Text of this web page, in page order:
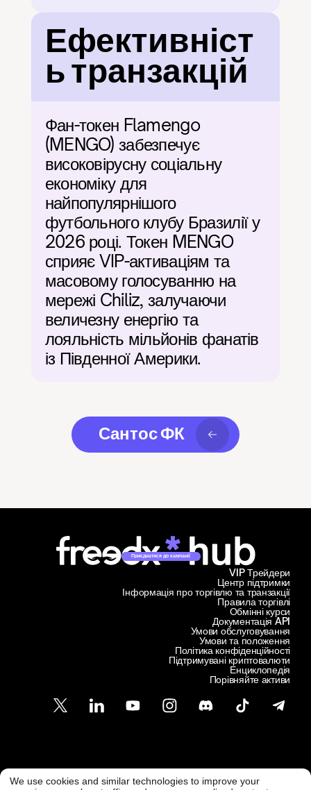
Ефективніст
ь транзакцій
Фан-токен Flamengo
(MENGO) забезпечує
високовірусну соціальну
економіку для
найпопулярнішого
футбольного клубу Бразилії у
2026 році. Токен MENGO
сприяє VIP-активаціям та
масовому голосуванню на
мережі Chiliz, залучаючи
величезну енергію та
лояльність мільйонів фанатів
із Південної Америки.
Сантос ФК
Приєднатися до кампанії
Центр підтримки
Інформація про торгівлю та транзакції
VIP Трейдери
Правила торгівлі
Обмінні курси
Документація API
Умови обслуговування
Умови та положення
Політика конфіденційності
Підтримувані криптовалюти
Енциклопедія
Порівняйте активи
Підтримка клієнтів
We use cookies and similar technologies to improve your